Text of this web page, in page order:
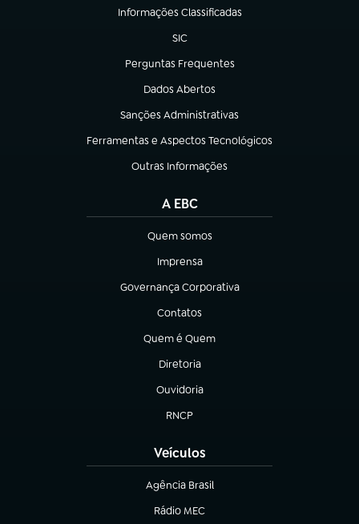
Informações Classificadas
(abre em nova aba)
SIC
(abre em nova aba)
Perguntas Frequentes
(abre em nova aba)
Dados Abertos
(abre em nova aba)
Sanções Administrativas
(abre em nova aba)
Ferramentas e Aspectos Tecnológicos
(abre em nova aba)
Outras Informações
(abre em nova aba)
A EBC
Quem somos
(abre em nova aba)
Imprensa
(abre em nova aba)
Governança Corporativa
(abre em nova aba)
Contatos
(abre em nova aba)
Quem é Quem
(abre em nova aba)
Diretoria
(abre em nova aba)
Ouvidoria
(abre em nova aba)
RNCP
(abre em nova aba)
Veículos
Agência Brasil
(abre em nova aba)
Rádio MEC
(abre em nova aba)